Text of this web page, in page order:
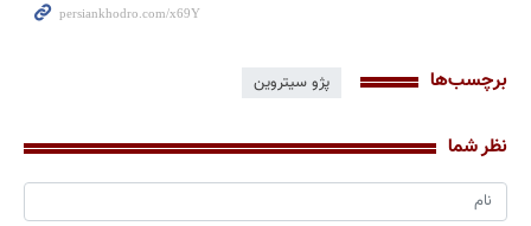
برچسب‌ها پژو سیتروین
نظر شما